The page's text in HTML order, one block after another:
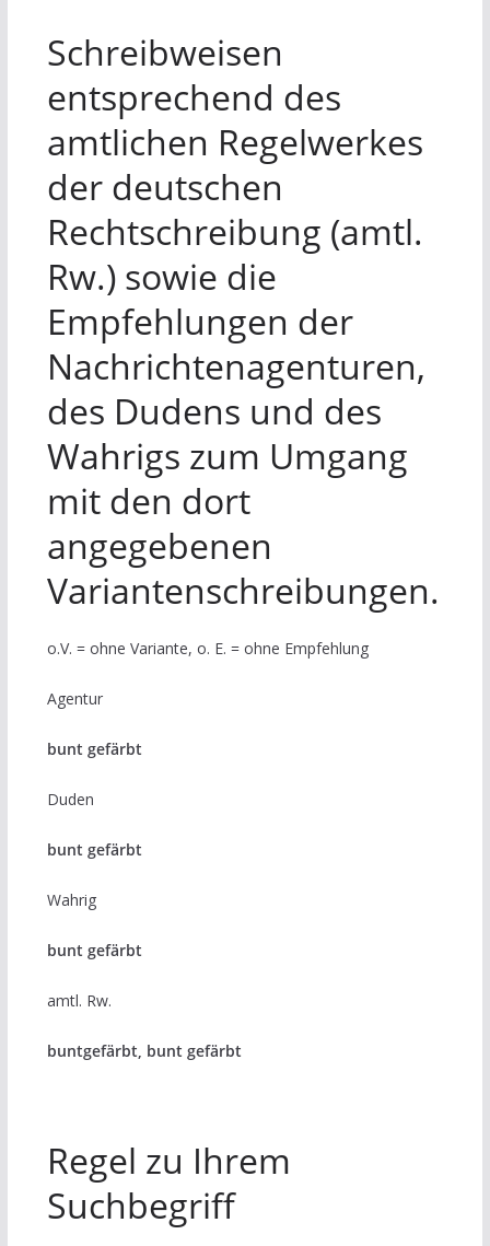
Schreibweisen
entsprechend des
amtlichen Regelwerkes
der deutschen
Rechtschreibung (amtl.
Rw.) sowie die
Empfehlungen der
Nachrichtenagenturen,
des Dudens und des
Wahrigs zum Umgang
mit den dort
angegebenen
Variantenschreibungen.
o.V. = ohne Variante, o. E. = ohne Empfehlung
Agentur
bunt gefärbt
Duden
bunt gefärbt
Wahrig
bunt gefärbt
amtl. Rw.
buntgefärbt, bunt gefärbt
Regel zu Ihrem
Suchbegriff